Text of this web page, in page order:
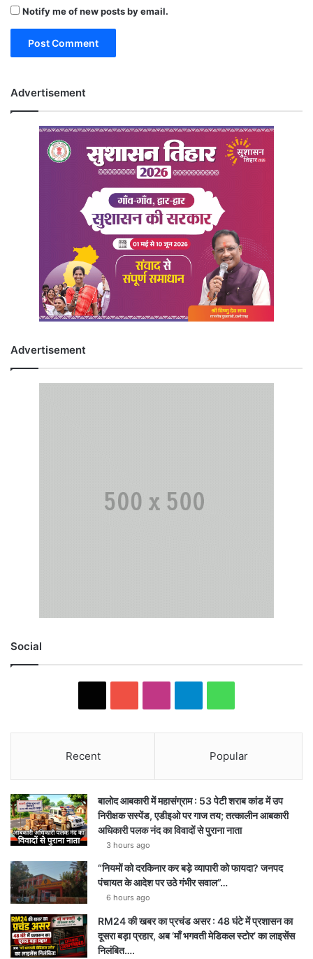
Notify me of new posts by email.
Advertisement
Advertisement
Social
T
u
b
e
t
a
g
r
a
m
e
g
r
a
m
a
t
s
A
p
p
Recent Popular
बालोद आबकारी में महासंग्राम : 53 पेटी शराब कांड में उप
निरीक्षक सस्पेंड, एडीइओ पर गाज तय; तत्कालीन आबकारी
अधिकारी पलक नंद का विवादों से पुराना नाता
3 hours ago
“नियमों को दरकिनार कर बड़े व्यापारी को फायदा? जनपद
पंचायत के आदेश पर उठे गंभीर सवाल”…
6 hours ago
RM24 की खबर का प्रचंड असर : 48 घंटे में प्रशासन का
दूसरा बड़ा प्रहार, अब ‘माँ भगवती मेडिकल स्टोर’ का लाइसेंस
निलंबित….